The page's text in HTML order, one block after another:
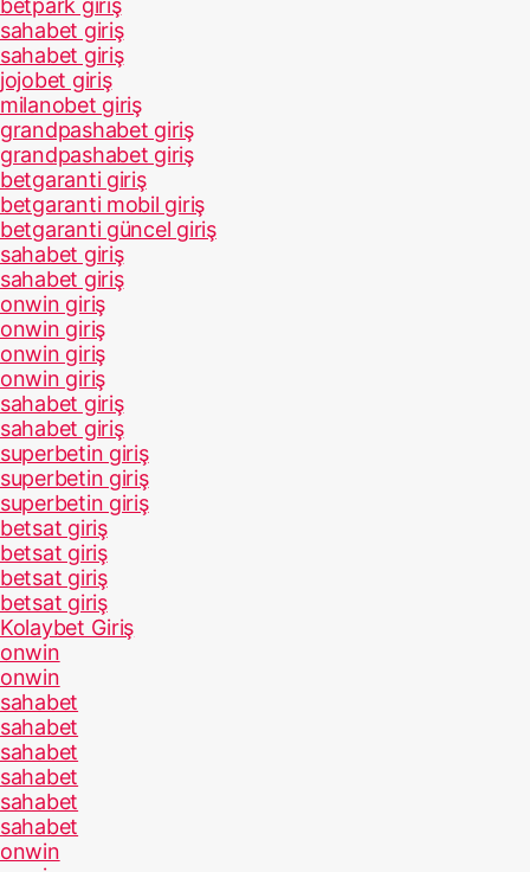
betpark giriş
sahabet giriş
sahabet giriş
jojobet giriş
milanobet giriş
grandpashabet giriş
grandpashabet giriş
betgaranti giriş
betgaranti mobil giriş
betgaranti güncel giriş
sahabet giriş
sahabet giriş
onwin giriş
onwin giriş
onwin giriş
onwin giriş
sahabet giriş
sahabet giriş
superbetin giriş
superbetin giriş
superbetin giriş
betsat giriş
betsat giriş
betsat giriş
betsat giriş
Kolaybet Giriş
onwin
onwin
sahabet
sahabet
sahabet
sahabet
sahabet
sahabet
onwin